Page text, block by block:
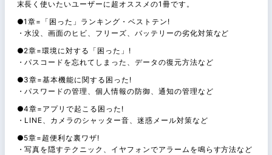
末長く使いたいユーザーに超オススメの1冊です。
●1章=「困った」ランキング・ベストテン!
・水没、画面のヒビ、フリーズ、バッテリーの劣化対策など
●2章=環境に対する「困った」!
・パスコードを忘れてしまった、データの復元方法など
●3章=基本機能に関する困った!
・パスワードの管理、個人情報の防御、通知の管理など
●4章=アプリで起こる困った!
・LINE、カメラのシャッター音、迷惑メール対策など
●5章=超便利な裏ワザ!
・写真を隠すテクニック、イヤフォンでアラームを鳴らす方法など